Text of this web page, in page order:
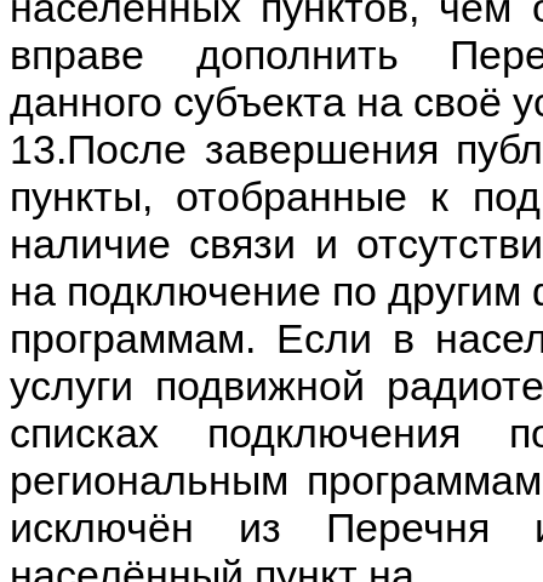
вправе дополнить
данного субъекта на своё
13.После завершения
пункты, отобранные к
наличие связи и
на подключение по
программам. Если в
услуги подвижной
списках подключения
региональным
исключён из Перечня